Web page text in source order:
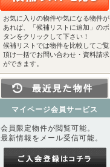
お気に入りの物件や気になる物件が
あれば、「候補リストに追加」のボ
タンをクリックして下さい！
候補リストでは物件を比較してご覧
頂け一括でお問い合わせ・資料請求
ができます。
マイページ会員サービス
会員限定物件が閲覧可能。
最新情報をメール受信可能。